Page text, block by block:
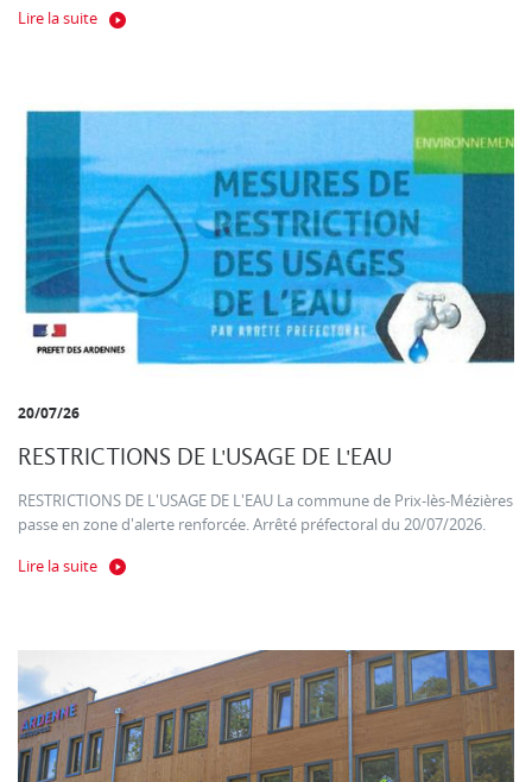
Lire la suite
20/07/26
RESTRICTIONS DE L'USAGE DE L'EAU
RESTRICTIONS DE L'USAGE DE L'EAU La commune de Prix-lès-Mézières
passe en zone d'alerte renforcée. Arrêté préfectoral du 20/07/2026.
Lire la suite